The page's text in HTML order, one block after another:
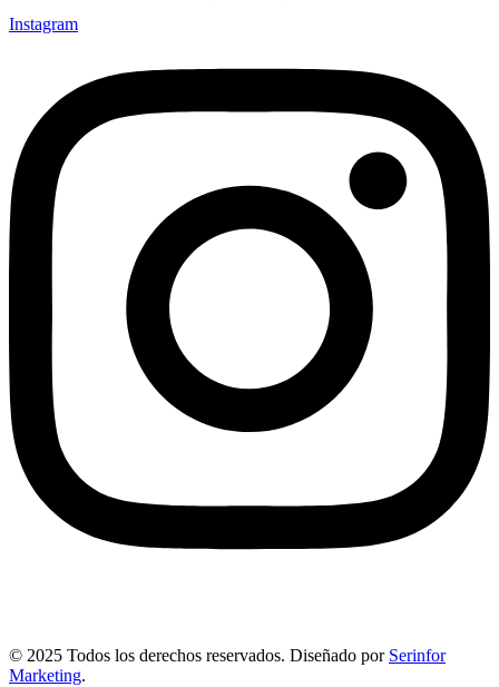
Instagram
© 2025 Todos los derechos reservados. Diseñado por Serinfor
Marketing.